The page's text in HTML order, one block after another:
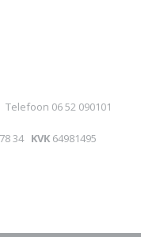
Telefoon 06 52 090101
34 KVK64981495